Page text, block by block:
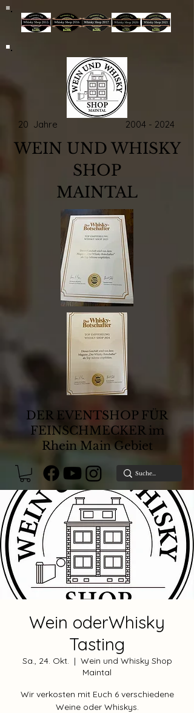
20 Jahre 2004 - 2024
WEIN UND WHISKY
SHOP
MAINTAL
DER EVENTSHOP FÜR
FEINSCHMECKER im
Rhein Main Gebiet
Wein oderWhisky
Tasting
Sa., 24. Okt.
  |
Wein und Whisky Shop
Maintal
Wir verkosten mit Euch 6 verschiedene
Weine oder Whiskys.